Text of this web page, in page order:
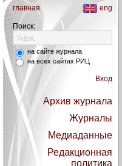
главная eng
Поиск:
на сайте журнала
на всех сайтах РИЦ
Вход
Архив журнала
Журналы
Медиаданные
Редакционная
политика